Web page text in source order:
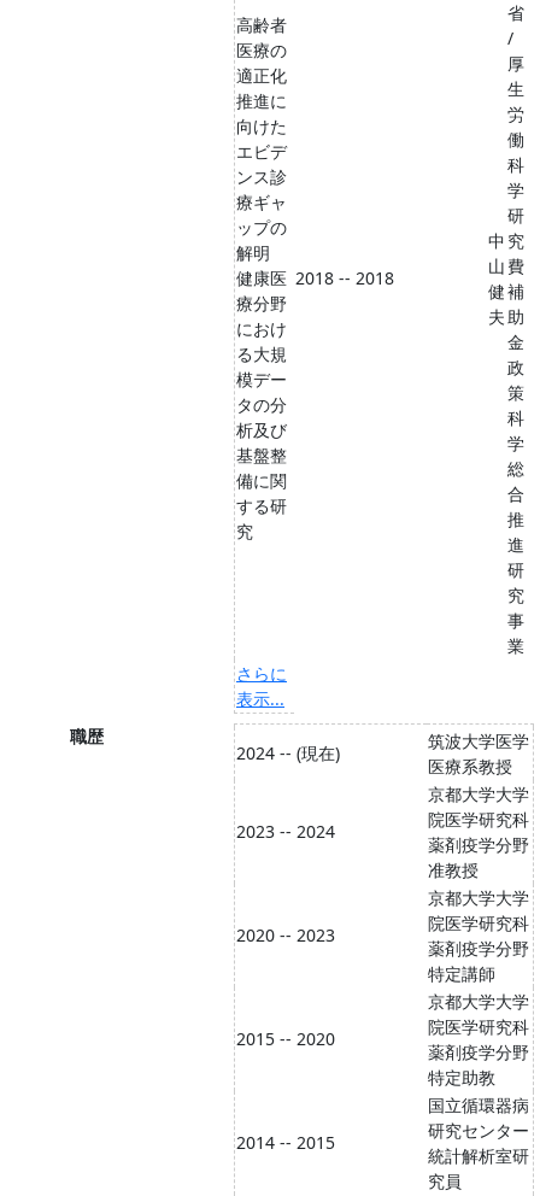
高齢者
医療の
適正化
推進に
向けた
エビデ
ンス診
療ギャ
ップの
解明
健康医
療分野
におけ
る大規
模デー
タの分
析及び
基盤整
備に関
する研
究
2018 -- 2018
中
山
健
夫
省
/
厚
生
労
働
科
学
研
究
費
補
助
金
政
策
科
学
総
合
推
進
研
究
事
業
さらに
表示...
職歴
2024 -- (現在)
筑波大学医学
医療系教授
2023 -- 2024
京都大学大学
院医学研究科
薬剤疫学分野
准教授
2020 -- 2023
京都大学大学
院医学研究科
薬剤疫学分野
特定講師
2015 -- 2020
京都大学大学
院医学研究科
薬剤疫学分野
特定助教
2014 -- 2015
国立循環器病
研究センター
統計解析室研
究員